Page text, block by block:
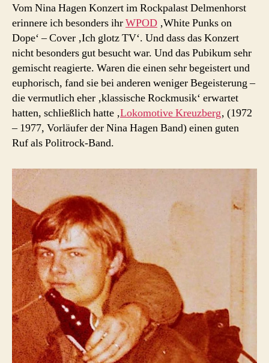
Vom Nina Hagen Konzert im Rockpalast Delmenhorst
erinnere ich besonders ihrWPOD ‚White Punks on
Dope‘ – Cover ‚Ich glotz TV‘. Und dass das Konzert
nicht besonders gut besucht war. Und das Pubikum sehr
gemischt reagierte. Waren die einen sehr begeistert und
euphorisch, fand sie bei anderen weniger Begeisterung –
die vermutlich eher ‚klassische Rockmusik‘ erwartet
hatten, schließlich hatte ‚Lokomotive Kreuzberg‚ (1972
– 1977, Vorläufer der Nina Hagen Band) einen guten
Ruf als Politrock-Band.